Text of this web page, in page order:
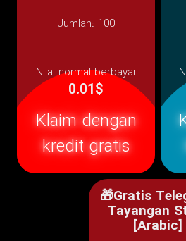
Jumlah: 100
Nilai normal berbayar
0.01$
Klaim dengan
kredit gratis
🎁Gratis
Tayangan
[Arabic]